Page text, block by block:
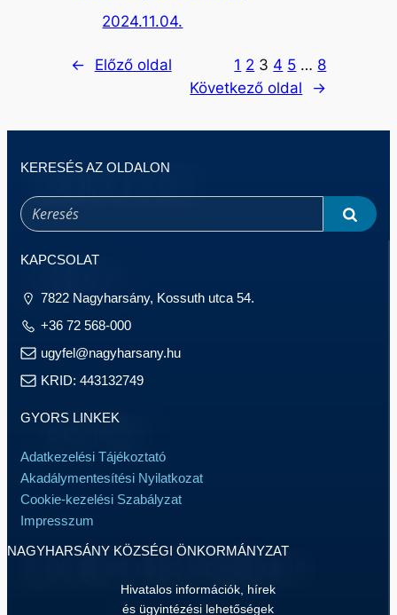
2024.11.04.
← Előző oldal 1 2 3 4 5 … 8
Következő oldal
→
KERESÉS AZ OLDALON
KAPCSOLAT
7822 Nagyharsány, Kossuth utca 54.
+36 72 568-000
ugyfel@nagyharsany.hu
KRID: 443132749
GYORS LINKEK
Adatkezelési Tájékoztató
Akadálymentesítési Nyilatkozat
Cookie-kezelési Szabályzat
Impresszum
NAGYHARSÁNY KÖZSÉGI ÖNKORMÁNYZAT
Hivatalos információk, hírek
és ügyintézési lehetőségek